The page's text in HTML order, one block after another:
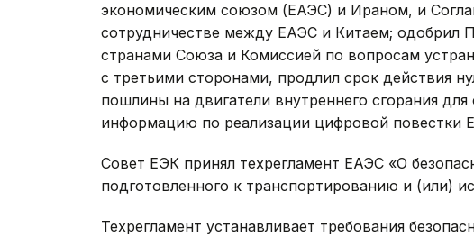
экономическим союзом (ЕАЭС) и Ираном, и
сотрудничестве между ЕАЭС и Китаем; одобрил
странами Союза и Комиссией по вопросам
с третьими сторонами, продлил срок действия
пошлины на двигатели внутреннего сгорания
информацию по реализации цифровой повестки
Совет ЕЭК принял техрегламент ЕАЭС «О
подготовленного к транспортированию и (или)
Техрегламент устанавливает требования